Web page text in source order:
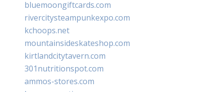
bluemoongiftcards.com
rivercitysteampunkexpo.com
kchoops.net
mountainsideskateshop.com
kirtlandcitytavern.com
301nutritionspot.com
ammos-stores.com